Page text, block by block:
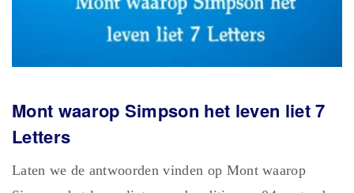
Mont waarop Simpson het leven liet 7
Letters
Laten we de antwoorden vinden op Mont waarop